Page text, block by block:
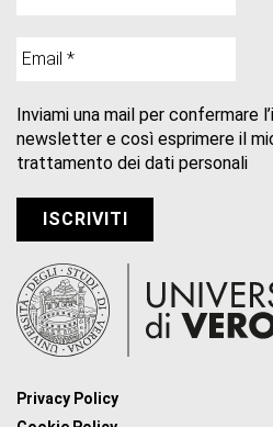
Inviami una mail per confermare
newsletter e così esprimere il
trattamento dei dati personali
Privacy Policy